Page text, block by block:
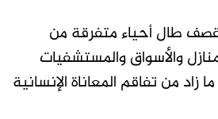
طال أحياء متفرقة من
والأسواق والمستشفيات
ما زاد من تفاقم المعاناة الإنسانية